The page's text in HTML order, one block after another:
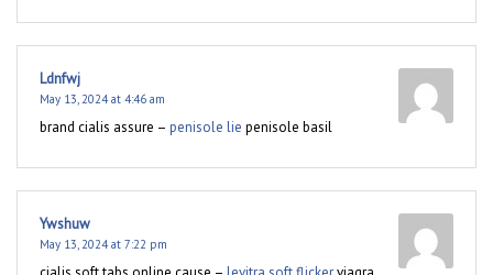
Ldnfwj
May 13, 2024 at 4:46 am
brand cialis assure – penisole lie penisole basil
Ywshuw
May 13, 2024 at 7:22 pm